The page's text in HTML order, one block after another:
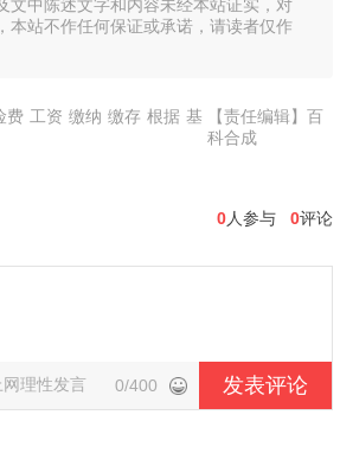
文中陈述文字和内容未经本站证实，对
本站不作任何保证或承诺，请读者仅作
费 工资 缴纳 缴存 根据 基
【责任编辑】百
科合成
0人参与 0评论
网理性发言 0/400 发表评论